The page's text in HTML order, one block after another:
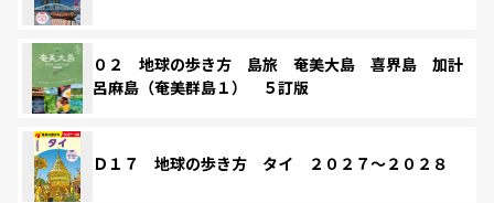
０２ 地球の歩き方 島旅 奄美大島 喜界島 加計
呂麻島（奄美群島１） ５訂版
Ｄ１７ 地球の歩き方 タイ ２０２７～２０２８